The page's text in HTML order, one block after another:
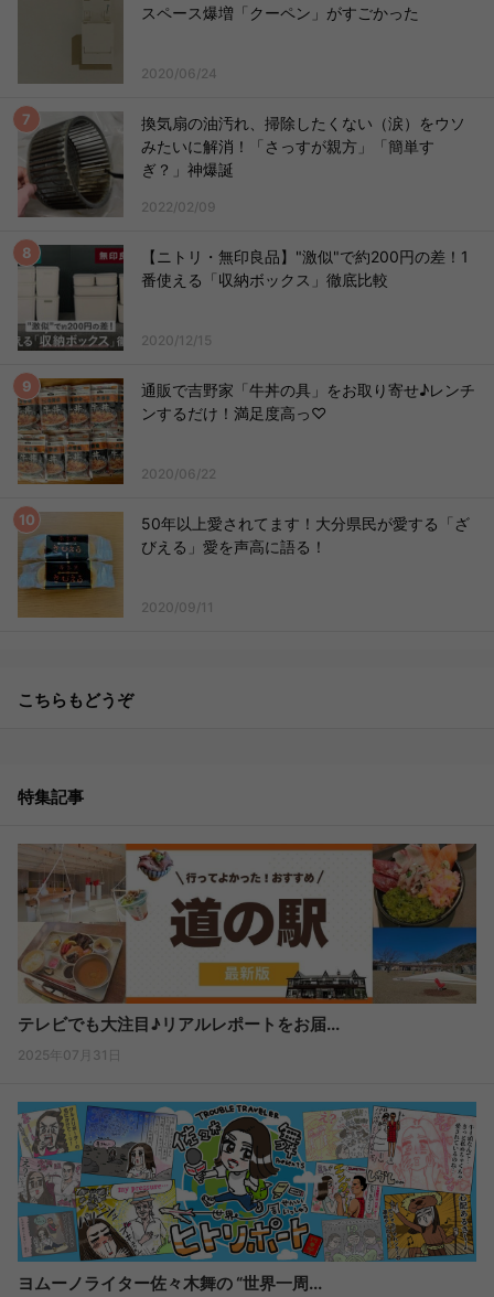
スペース爆増「クーペン」がすごかった
2020/06/24
換気扇の油汚れ、掃除したくない（涙）をウソ
みたいに解消！「さっすが親方」「簡単す
ぎ？」神爆誕
2022/02/09
【ニトリ・無印良品】"激似"で約200円の差！1
番使える「収納ボックス」徹底比較
2020/12/15
通販で吉野家「牛丼の具」をお取り寄せ♪レンチ
ンするだけ！満足度高っ♡
2020/06/22
50年以上愛されてます！大分県民が愛する「ざ
びえる」愛を声高に語る！
2020/09/11
こちらもどうぞ
特集記事
テレビでも大注目♪リアルレポートをお届...
2025年07月31日
ヨムーノライター佐々木舞の “世界一周...